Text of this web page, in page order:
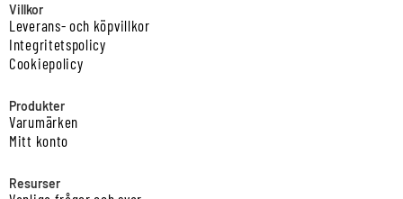
Villkor
Leverans- och köpvillkor
Integritetspolicy
Cookiepolicy
Produkter
Varumärken
Mitt konto
Resurser